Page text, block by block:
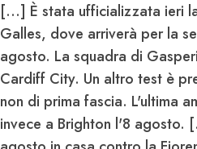
[...] È stata ufficializzata ieri
Galles, dove arriverà per la
agosto. La squadra di
Cardiff City. Un altro test è
non di prima fascia. L'ultima
invece a Brighton l'8 agosto.